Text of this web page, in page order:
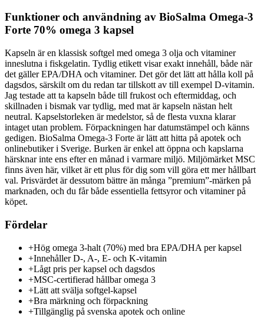
Funktioner och användning av BioSalma Omega-3
Forte 70% omega 3 kapsel
Kapseln är en klassisk softgel med omega 3 olja och vitaminer
inneslutna i fiskgelatin. Tydlig etikett visar exakt innehåll, både när
det gäller EPA/DHA och vitaminer. Det gör det lätt att hålla koll på
dagsdos, särskilt om du redan tar tillskott av till exempel D-vitamin.
Jag testade att ta kapseln både till frukost och eftermiddag, och
skillnaden i bismak var tydlig, med mat är kapseln nästan helt
neutral. Kapselstorleken är medelstor, så de flesta vuxna klarar
intaget utan problem. Förpackningen har datumstämpel och känns
gedigen. BioSalma Omega-3 Forte är lätt att hitta på apotek och
onlinebutiker i Sverige. Burken är enkel att öppna och kapslarna
härsknar inte ens efter en månad i varmare miljö. Miljömärket MSC
finns även här, vilket är ett plus för dig som vill göra ett mer hållbart
val. Prisvärdet är dessutom bättre än många ”premium”-märken på
marknaden, och du får både essentiella fettsyror och vitaminer på
köpet.
Fördelar
+Hög omega 3-halt (70%) med bra EPA/DHA per kapsel
+Innehåller D-, A-, E- och K-vitamin
+Lågt pris per kapsel och dagsdos
+MSC-certifierad hållbar omega 3
+Lätt att svälja softgel-kapsel
+Bra märkning och förpackning
+Tillgänglig på svenska apotek och online